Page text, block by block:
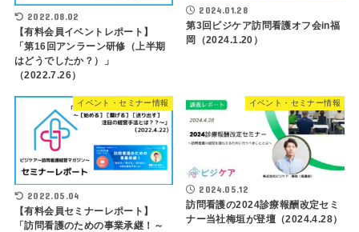
2022.08.02
【有料会員イベントレポート】
「第16回アンラーン研修（上半期
はどうでしたか？）」
（2022.7.26）
2024.01.28
第3回ビジケア訪問看護オフ会in福
岡（2024.1.20）
イベント・セミナー情報
2022.05.04
【有料会員セミナーレポート】
「訪問看護のための事業承継！～
イベント・セミナー情報
2024.05.12
訪問看護の2024診療報酬改定セミ
ナー当社梅垣が登壇（2024.4.28）